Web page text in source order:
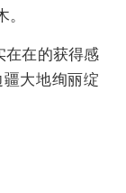
在在的获得感
大地绚丽绽